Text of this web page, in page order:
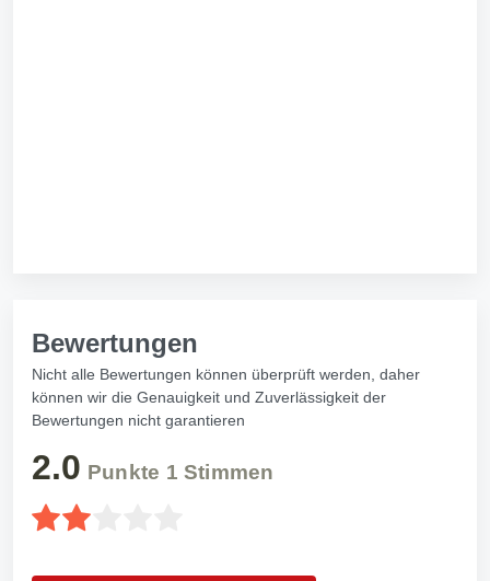
Bewertungen
Nicht alle Bewertungen können überprüft werden, daher
können wir die Genauigkeit und Zuverlässigkeit der
Bewertungen nicht garantieren
2.0 Punkte 1 Stimmen